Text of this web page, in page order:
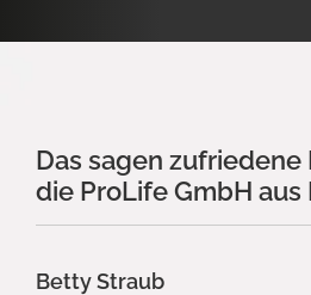
Das sagen
die ProLife GmbH
Betty Straub